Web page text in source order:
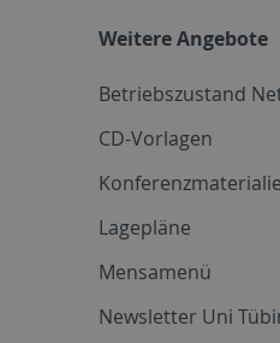
Weitere Angebote
Betriebszustand
CD-Vorlagen
Lagepläne
Mensamenü
Newsletter Uni